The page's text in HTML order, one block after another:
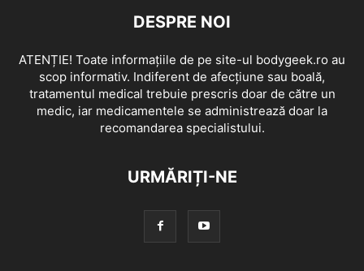
DESPRE NOI
ATENȚIE! Toate informațiile de pe site-ul bodygeek.ro au
scop informativ. Indiferent de afecțiune sau boală,
tratamentul medical trebuie prescris doar de către un
medic, iar medicamentele se administrează doar la
recomandarea specialistului.
URMĂRIȚI-NE